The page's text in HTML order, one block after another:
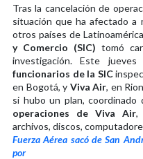
Tras la cancelación de
situación que ha afectado a
otros países de
y Comercio (SIC) tomó
investigación. Este
funcionarios de la SIC
en Bogotá, y Viva Air, en
si hubo un plan, coordinado
operaciones de Viva Air,
archivos, discos,
Fuerza Aérea sacó de San
por